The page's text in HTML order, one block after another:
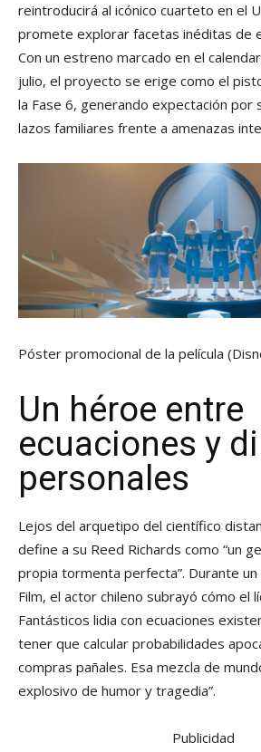
reintroducirá al icónico cuarteto en el
promete explorar facetas inéditas de
Con un estreno marcado en el
julio, el proyecto se erige como el
la Fase 6, generando expectación por
lazos familiares frente a amenazas
Póster promocional de la película
Un héroe entre
ecuaciones y
personales
Lejos del arquetipo del científico
define a su Reed Richards como “un
propia tormenta perfecta”. Durante
Film, el actor chileno subrayó cómo el
Fantásticos lidia con ecuaciones
tener que calcular probabilidades
compras pañales. Esa mezcla de
explosivo de humor y tragedia”.
Publicidad